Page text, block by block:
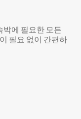
박에 필요한 모든
필요 없이 간편하